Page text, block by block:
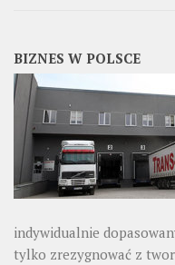
BIZNES W POLSCE
indywidualnie
tylko zrezygnować z